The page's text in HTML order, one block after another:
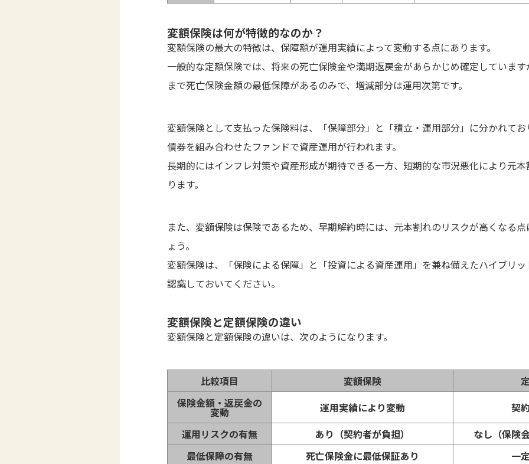
変額保険は何が特徴的なのか？
変額保険の最大の特徴は、保障額が運用実績によって変動する点にあります。
一般的な定額保険では、将来の死亡保険金や満期返戻金があらかじめ確定していま
まで死亡保険金額の最低保障があるのみで、増減部分は運用次第です。
変額保険として支払った保険料は、「保障部分」と「積立・運用部分」に分かれて
債券を組み合わせたファンドで資産運用が行われます。
長期的にはインフレ対策や資産形成が期待できる一方、短期的な市況悪化により元
ります。
また、変額保険は保険であるため、早期解約時には、元本割れのリスクが高くなる
ょう。
変額保険は、「保険による保障」と「投資による資産運用」を兼ね備えたハイブリ
認識しておいてください。
変額保険と定額保険の違い
変額保険と定額保険の違いは、次のようになります。
比較項目 変額保険
保険金額・返戻金の
変動 運用実績により変動
契
運用リスクの有無
あり（契約者が負担）
なし（保険
最低保障の有無
死亡保険金に最低保証あり 一